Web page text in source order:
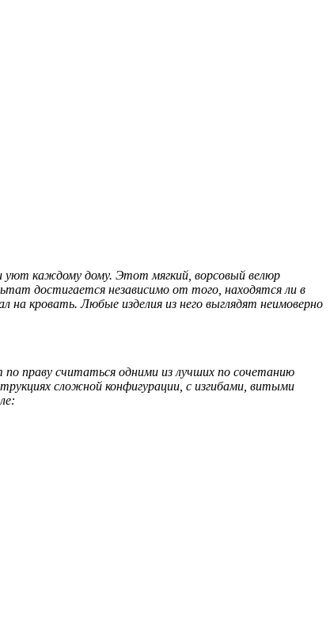
уют каждому дому. Этот мягкий, ворсовый велюр
достигается независимо от того, находятся ли в
на кровать. Любые изделия из него выглядят неимоверно
праву считаться одними из лучших по сочетанию
сложной конфигурации, с изгибами, витыми